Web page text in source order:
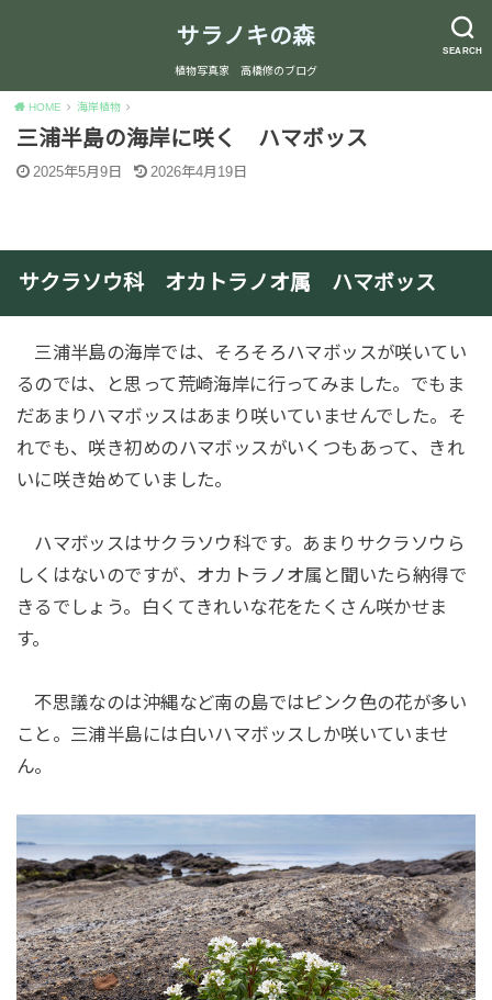
SEARCH
サラノキの森
植物写真家 高橋修のブログ
HOME 海岸植物
三浦半島の海岸に咲く ハマボッス
2025年5月9日 2026年4月19日
サクラソウ科 オカトラノオ属 ハマボッス
三浦半島の海岸では、そろそろハマボッスが咲いてい
るのでは、と思って荒崎海岸に行ってみました。でもま
だあまりハマボッスはあまり咲いていませんでした。そ
れでも、咲き初めのハマボッスがいくつもあって、きれ
いに咲き始めていました。
ハマボッスはサクラソウ科です。あまりサクラソウら
しくはないのですが、オカトラノオ属と聞いたら納得で
きるでしょう。白くてきれいな花をたくさん咲かせま
す。
不思議なのは沖縄など南の島ではピンク色の花が多い
こと。三浦半島には白いハマボッスしか咲いていませ
ん。